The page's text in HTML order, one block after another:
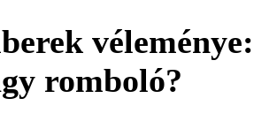
véleménye:
romboló?